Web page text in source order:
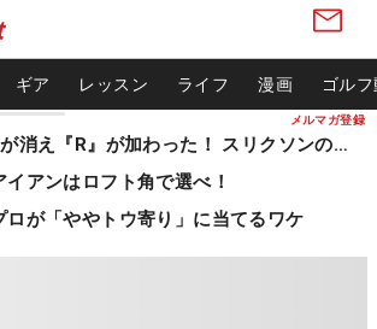
メルマガ登録
ギア レッスン ライフ 漫画 ゴル
『4』が消え『R』が加わった！ スリクソンの新作
イアンはロフト角で選べ！
ロが「ややトウ寄り」に当てるワケ